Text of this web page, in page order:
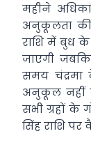
महीने
अनुकूलता की
राशि में बुध के
जाएगी
समय चंद्रमा
अनुकूल नहीं
सभी ग्रहों के
सिंह राशि पर